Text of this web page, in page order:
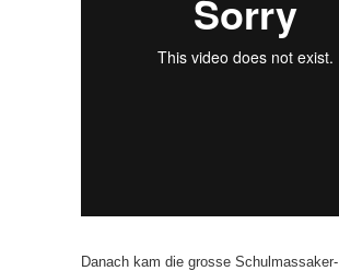
Danach kam die grosse Schulmassaker-